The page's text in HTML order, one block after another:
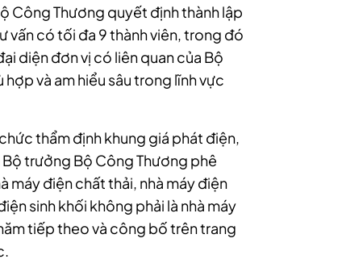
Công Thương quyết định thành lập
có tối đa 9 thành viên, trong đó
diện đơn vị có liên quan của Bộ
và am hiểu sâu trong lĩnh vực
thẩm định khung giá phát điện,
trưởng Bộ Công Thương phê
máy điện chất thải, nhà máy điện
sinh khối không phải là nhà máy
tiếp theo và công bố trên trang